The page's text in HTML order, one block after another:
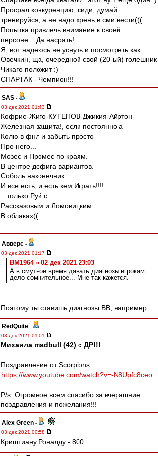
Просрал конкуренцию, сиди, думай,
тренируйся, а не надо хрень в сми нести(((
Попытка привлечь внимание к своей
персоне....Да насрать!
Я, вот надеюсь не уснуть и посмотреть как
Овечкин, ща, очередной свой (20-ый) голешник
Чикаго положит :)
СПАРТАК - Чемпион!!!
SAS -
03 дек 2021 01:43
Кофрие-Жиго-КУТЕПОВ-Джикия-Айртон
Железная защита!, если постоянно,а
Колю в фнл и забыть просто
Про него...
Мозес и Промес по краям.
В центре дофига вариантов.
Соболь наконечник.
И все есть, и есть кем Играть!!!!
...только Руй с
Рассказовым и Ломовицким
В облаках((
Авверс -
03 дек 2021 01:17
BM1964 » 02 дек 2021 23:03
А в смутное время давать диагнозы игрокам
дело сомнительное... Мне так кажется.
Поэтому ты ставишь диагнозы ВВ, например.
RedQuite -
03 дек 2021 01:01
Михаила madbull (42) с ДР!!!
Поздравление от Scorpions:
https://www.youtube.com/watch?v=-N8Upfc8ceo
P/s. Огромное всем спасибо за вчерашние
поздравления и пожелания!!!
Alex Green -
03 дек 2021 00:58
Криштиану Роналду - 800.